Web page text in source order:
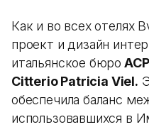
Как и во всех отелях
проект и дизайн
итальянское бюро
Citterio Patricia Viel.
обеспечила баланс
использовавшихся в